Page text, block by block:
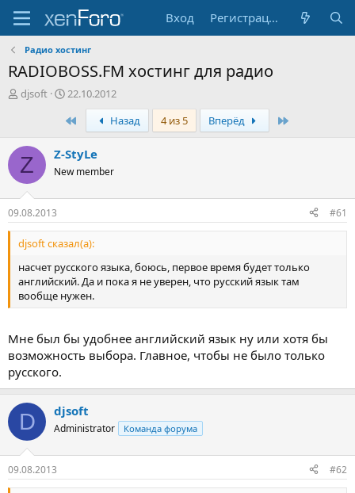
Вход Регистрация
Радио хостинг
RADIOBOSS.FM хостинг для радио
А
р
т
м
ы
djsoft
Д
т
н
ч
а
22.10.2012
ПервыйНазад 4 из 5 Вперёд
Z Z-StyLe
New member
09.08.2013 #61
djsoft сказал(а):
насчет русского языка, боюсь, первое время будет только
английский. Да и пока я не уверен, что русский язык там
вообще нужен.
Мне был бы удобнее английский язык ну или хотя бы
возможность выбора. Главное, чтобы не было только
русского.
D djsoft
Administrator Команда форума
09.08.2013 #62